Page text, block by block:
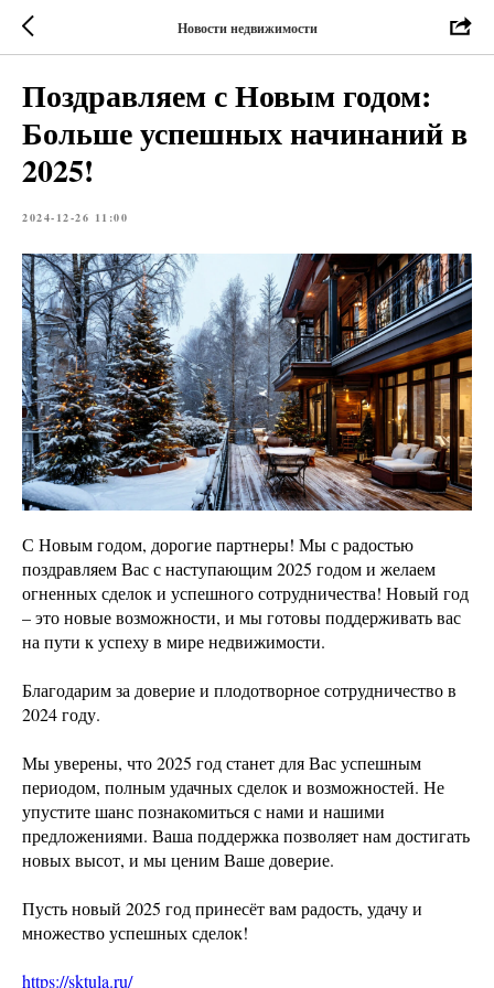
Новости недвижимости
Поздравляем с Новым годом:
Больше успешных начинаний в
2025!
2024-12-26 11:00
С Новым годом, дорогие партнеры! Мы с радостью
поздравляем Вас с наступающим 2025 годом и желаем
огненных сделок и успешного сотрудничества! Новый год
– это новые возможности, и мы готовы поддерживать вас
на пути к успеху в мире недвижимости.
Благодарим за доверие и плодотворное сотрудничество в
2024 году.
Мы уверены, что 2025 год станет для Вас успешным
периодом, полным удачных сделок и возможностей. Не
упустите шанс познакомиться с нами и нашими
предложениями. Ваша поддержка позволяет нам достигать
новых высот, и мы ценим Ваше доверие.
Пусть новый 2025 год принесёт вам радость, удачу и
множество успешных сделок!
https://sktula.ru/